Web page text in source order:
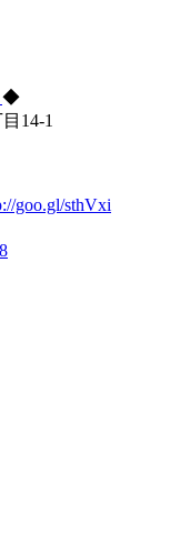
◆
14-1
goo.gl/sthVxi